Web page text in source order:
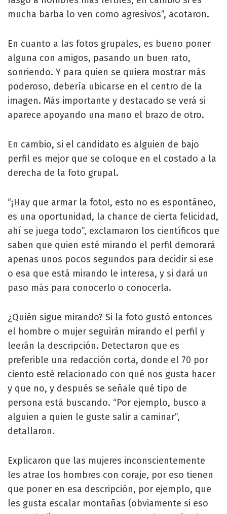
mucha barba lo ven como agresivos”, acotaron.
En cuanto a las fotos grupales, es bueno poner
alguna con amigos, pasando un buen rato,
sonriendo. Y para quien se quiera mostrar más
poderoso, debería ubicarse en el centro de la
imagen. Más importante y destacado se verá si
aparece apoyando una mano el brazo de otro.
En cambio, si el candidato es alguien de bajo
perfil es mejor que se coloque en el costado a la
derecha de la foto grupal.
“¡Hay que armar la foto!, esto no es espontáneo,
es una oportunidad, la chance de cierta felicidad,
ahí se juega todo”, exclamaron los científicos que
saben que quien esté mirando el perfil demorará
apenas unos pocos segundos para decidir si ese
o esa que está mirando le interesa, y si dará un
paso más para conocerlo o conocerla.
¿Quién sigue mirando? Si la foto gustó entonces
el hombre o mujer seguirán mirando el perfil y
leerán la descripción. Detectaron que es
preferible una redacción corta, donde el 70 por
ciento esté relacionado con qué nos gusta hacer
y que no, y después se señale qué tipo de
persona está buscando. “Por ejemplo, busco a
alguien a quien le guste salir a caminar”,
detallaron.
Explicaron que las mujeres inconscientemente
les atrae los hombres con coraje, por eso tienen
que poner en esa descripción, por ejemplo, que
les gusta escalar montañas (obviamente si eso